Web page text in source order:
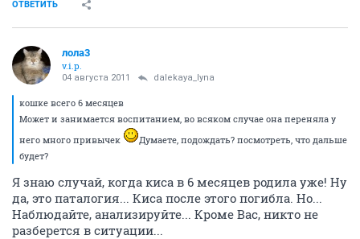
ОТВЕТИТЬ
лола3
v.i.p.
04 августа 2011 dalekaya_lyna
кошке всего 6 месяцев
Может и занимается воспитанием, во всяком случае она переняла у
него много привычек
Думаете, подождать? посмотреть, что дальше
будет?
Я знаю случай, когда киса в 6 месяцев родила уже! Ну
да, это паталогия... Киса после этого погибла. Но...
Наблюдайте, анализируйте... Кроме Вас, никто не
разберется в ситуации...